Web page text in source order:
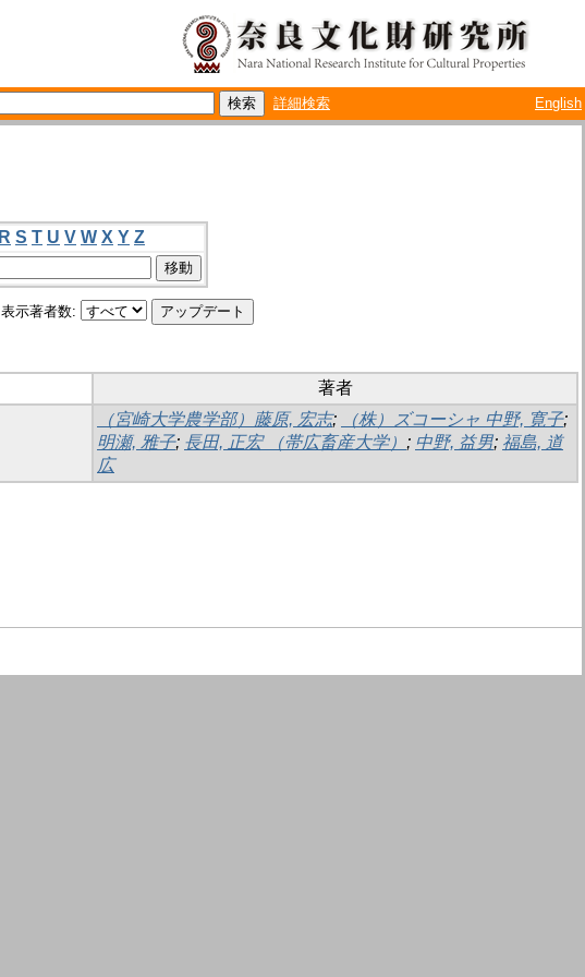
詳細検索 English
R S T U V W X Y Z
表示著者数:
著者
（宮崎大学農学部）藤原, 宏志; （株）ズコーシャ 中野, 寛子;
明瀬, 雅子; 長田, 正宏 （帯広畜産大学） ; 中野, 益男; 福島, 道
広